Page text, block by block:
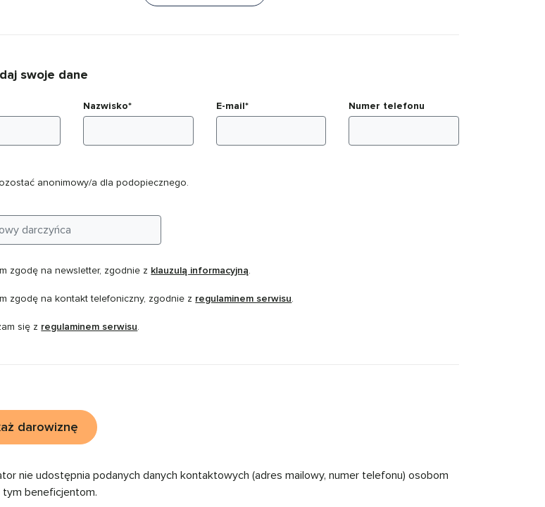
swoje dane
Nazwisko* E-mail* Numer telefonu
anonimowy/a dla podopiecznego.
zgodę na newsletter, zgodnie z klauzulą informacyjną.
zgodę na kontakt telefoniczny, zgodnie z regulaminem serwisu.
się z regulaminem serwisu.
darowiznę
nie udostępnia podanych danych kontaktowych (adres mailowy, numer telefonu) osobom
tym beneficjentom.